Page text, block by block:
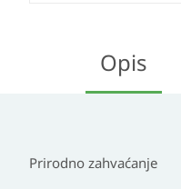
Opis
Prirodno zahvaćanje